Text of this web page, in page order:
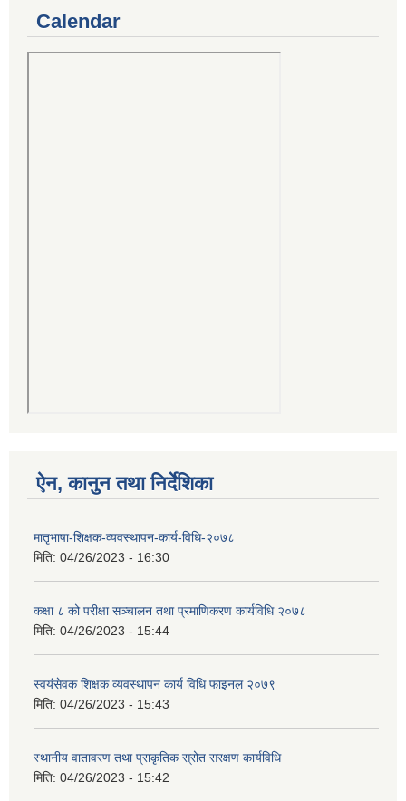
Calendar
ऐन, कानुन तथा निर्देशिका
मातृभाषा-शिक्षक-व्यवस्थापन-कार्य-विधि-२०७८
मिति: 04/26/2023 - 16:30
कक्षा ८ को परीक्षा सञ्चालन तथा प्रमाणिकरण कार्यविधि २०७८
मिति: 04/26/2023 - 15:44
स्वयंसेवक शिक्षक व्यवस्थापन कार्य विधि फाइनल २०७९
मिति: 04/26/2023 - 15:43
स्थानीय वातावरण तथा प्राकृतिक स्रोत सरक्षण कार्यविधि
मिति: 04/26/2023 - 15:42